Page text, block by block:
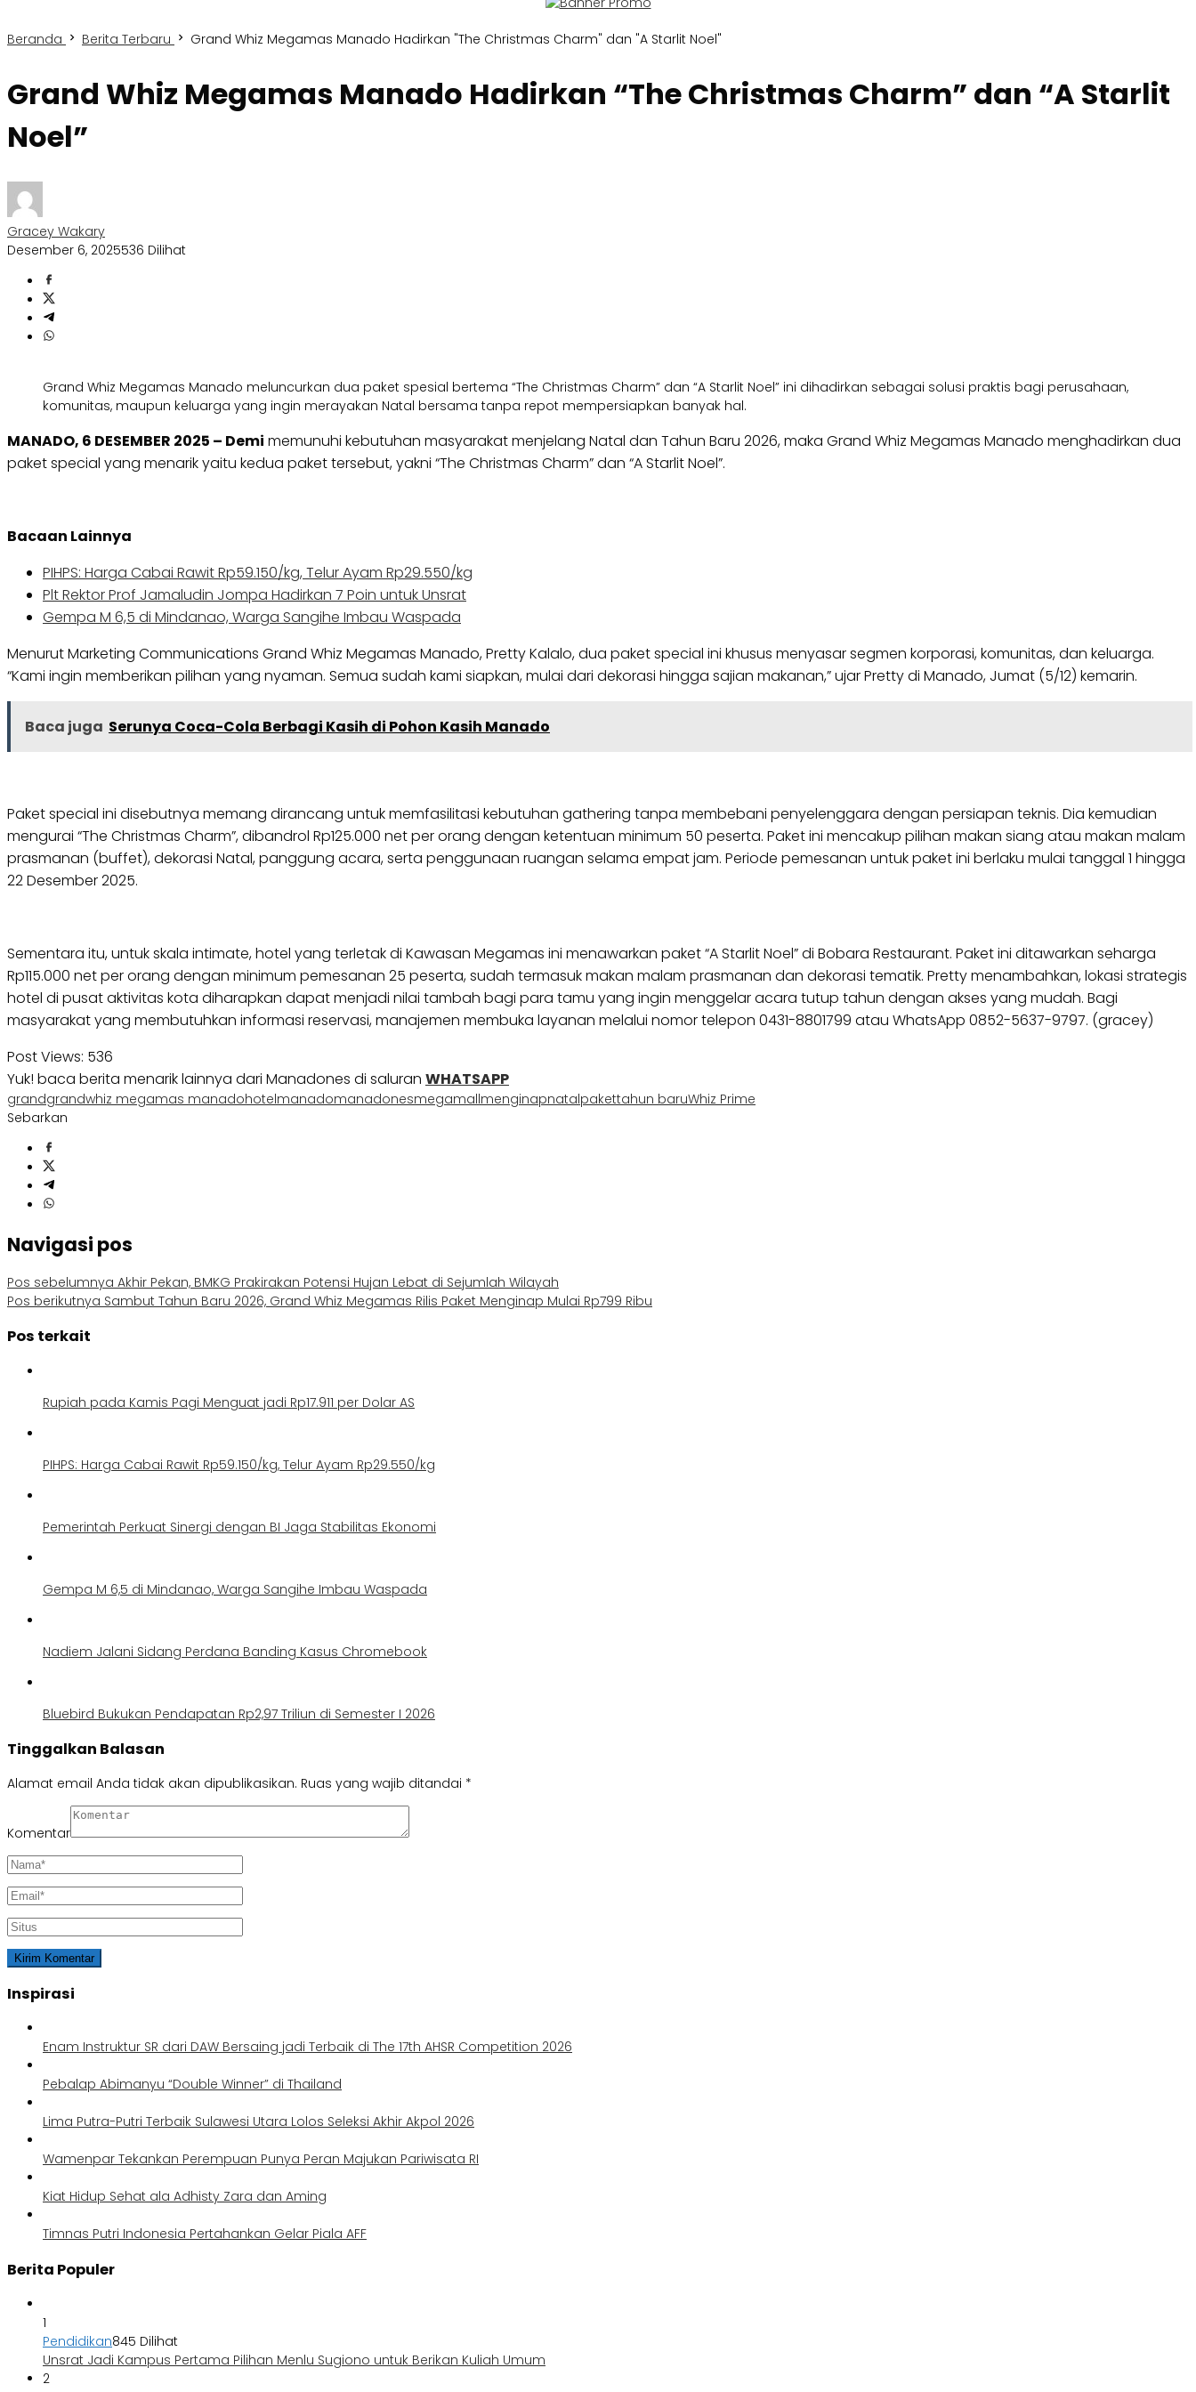
Beranda Berita Terbaru Grand Whiz Megamas Manado Hadirkan "The Christmas Charm" dan "A Starlit Noel"
Grand Whiz Megamas Manado Hadirkan “The Christmas Charm” dan “A Starlit
Noel”
Gracey Wakary
Desember 6, 2025536 Dilihat
Grand Whiz Megamas Manado meluncurkan dua paket spesial bertema “The Christmas Charm” dan “A Starlit Noel” ini dihadirkan sebagai solusi praktis bagi perusahaan,
komunitas, maupun keluarga yang ingin merayakan Natal bersama tanpa repot mempersiapkan banyak hal.
MANADO, 6 DESEMBER 2025 – Demi memunuhi kebutuhan masyarakat menjelang Natal dan Tahun Baru 2026, maka Grand Whiz Megamas Manado menghadirkan dua
paket special yang menarik yaitu kedua paket tersebut, yakni “The Christmas Charm” dan “A Starlit Noel”.
Bacaan Lainnya
PIHPS: Harga Cabai Rawit Rp59.150/kg, Telur Ayam Rp29.550/kg
Plt Rektor Prof Jamaludin Jompa Hadirkan 7 Poin untuk Unsrat
Gempa M 6,5 di Mindanao, Warga Sangihe Imbau Waspada
Menurut Marketing Communications Grand Whiz Megamas Manado, Pretty Kalalo, dua paket special ini khusus menyasar segmen korporasi, komunitas, dan keluarga.
“Kami ingin memberikan pilihan yang nyaman. Semua sudah kami siapkan, mulai dari dekorasi hingga sajian makanan,” ujar Pretty di Manado, Jumat (5/12) kemarin.
Baca juga Serunya Coca-Cola Berbagi Kasih di Pohon Kasih Manado
Paket special ini disebutnya memang dirancang untuk memfasilitasi kebutuhan gathering tanpa membebani penyelenggara dengan persiapan teknis. Dia kemudian
mengurai “The Christmas Charm”, dibandrol Rp125.000 net per orang dengan ketentuan minimum 50 peserta. Paket ini mencakup pilihan makan siang atau makan malam
prasmanan (buffet), dekorasi Natal, panggung acara, serta penggunaan ruangan selama empat jam. Periode pemesanan untuk paket ini berlaku mulai tanggal 1 hingga
22 Desember 2025.
Sementara itu, untuk skala intimate, hotel yang terletak di Kawasan Megamas ini menawarkan paket “A Starlit Noel” di Bobara Restaurant. Paket ini ditawarkan seharga
Rp115.000 net per orang dengan minimum pemesanan 25 peserta, sudah termasuk makan malam prasmanan dan dekorasi tematik. Pretty menambahkan, lokasi strategis
hotel di pusat aktivitas kota diharapkan dapat menjadi nilai tambah bagi para tamu yang ingin menggelar acara tutup tahun dengan akses yang mudah. Bagi
masyarakat yang membutuhkan informasi reservasi, manajemen membuka layanan melalui nomor telepon 0431-8801799 atau WhatsApp 0852-5637-9797. (gracey)
Post Views: 536
Yuk! baca berita menarik lainnya dari Manadones di saluran WHATSAPP
grandgrandwhiz megamas manadohotelmanadomanadonesmegamallmenginapnatalpakettahun baruWhiz Prime
Sebarkan
Navigasi pos
Pos sebelumnya Akhir Pekan, BMKG Prakirakan Potensi Hujan Lebat di Sejumlah Wilayah
Pos berikutnya Sambut Tahun Baru 2026, Grand Whiz Megamas Rilis Paket Menginap Mulai Rp799 Ribu
Pos terkait
Rupiah pada Kamis Pagi Menguat jadi Rp17.911 per Dolar AS
PIHPS: Harga Cabai Rawit Rp59.150/kg, Telur Ayam Rp29.550/kg
Pemerintah Perkuat Sinergi dengan BI Jaga Stabilitas Ekonomi
Gempa M 6,5 di Mindanao, Warga Sangihe Imbau Waspada
Nadiem Jalani Sidang Perdana Banding Kasus Chromebook
Bluebird Bukukan Pendapatan Rp2,97 Triliun di Semester I 2026
Tinggalkan Balasan
Alamat email Anda tidak akan dipublikasikan. Ruas yang wajib ditandai *
Komentar
Inspirasi
Enam Instruktur SR dari DAW Bersaing jadi Terbaik di The 17th AHSR Competition 2026
Pebalap Abimanyu “Double Winner” di Thailand
Lima Putra-Putri Terbaik Sulawesi Utara Lolos Seleksi Akhir Akpol 2026
Wamenpar Tekankan Perempuan Punya Peran Majukan Pariwisata RI
Kiat Hidup Sehat ala Adhisty Zara dan Aming
Timnas Putri Indonesia Pertahankan Gelar Piala AFF
Berita Populer
1
Pendidikan845 Dilihat
Unsrat Jadi Kampus Pertama Pilihan Menlu Sugiono untuk Berikan Kuliah Umum
2